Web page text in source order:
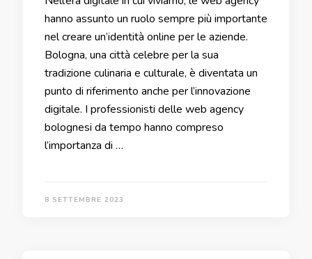
hanno assunto un ruolo sempre più importante
nel creare un’identità online per le aziende.
Bologna, una città celebre per la sua
tradizione culinaria e culturale, è diventata un
punto di riferimento anche per l’innovazione
digitale. I professionisti delle web agency
bolognesi da tempo hanno compreso
l’importanza di …
8 SETTEMBRE 2023